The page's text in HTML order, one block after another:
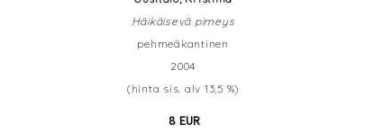
Häikäisevä pimeys
pehmeäkantinen
2004
(hinta sis. alv 13,5 %)
8 EUR